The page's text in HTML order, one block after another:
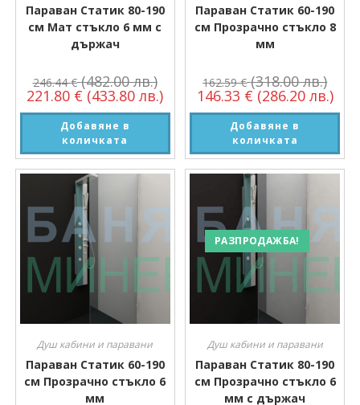
Параван Статик 80-190
см Мат стъкло 6 мм с
държач
246.44€ (482.00 лв.)
221.80 € (433.80 лв.)
Добавяне в
количката
Параван Статик 60-190
см Прозрачно стъкло 8
мм
162.59€ (318.00 лв.)
146.33 € (286.20 лв.)
Добавяне в
количката
Душ кабини и паравани
Параван Статик 60-190
см Прозрачно стъкло 6
мм
РАЗПРОДАЖБА!
Душ кабини и паравани
Параван Статик 80-190
см Прозрачно стъкло 6
мм с държач